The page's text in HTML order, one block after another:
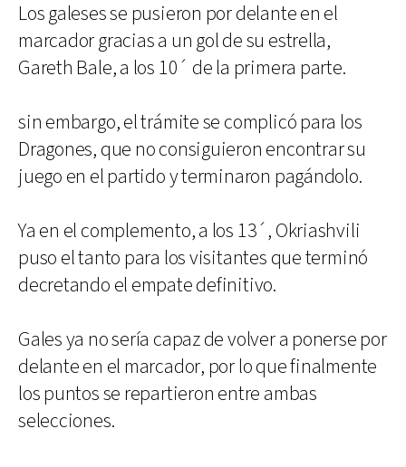
Los galeses se pusieron por delante en el
marcador gracias a un gol de su estrella,
Gareth Bale, a los 10´ de la primera parte.
sin embargo, el trámite se complicó para los
Dragones, que no consiguieron encontrar su
juego en el partido y terminaron pagándolo.
Ya en el complemento, a los 13´, Okriashvili
puso el tanto para los visitantes que terminó
decretando el empate definitivo.
Gales ya no sería capaz de volver a ponerse por
delante en el marcador, por lo que finalmente
los puntos se repartieron entre ambas
selecciones.